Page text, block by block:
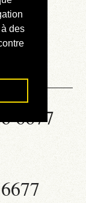
des
6677